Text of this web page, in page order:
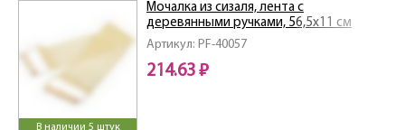
В наличии 5 штук
Артикул: PF-40057
Мочалка из сизаля, лента с
деревянными ручками, 56,5х11 см
(66,5х11 см с ручками) "Банные штучки"
/30
214.63 ₽